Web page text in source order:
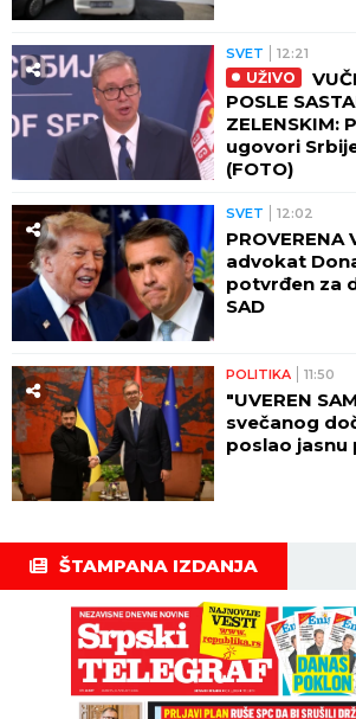
SVET 12:21
UŽIVO
POSLE
ZELENSKIM:
ugovori
(FOTO)
SVET 12:02
PROVERENA
advokat
potvrđen za
SAD
POLITIKA 11:50
"UVEREN
svečanog
poslao jasnu
ŠTAMPANA IZDANJA